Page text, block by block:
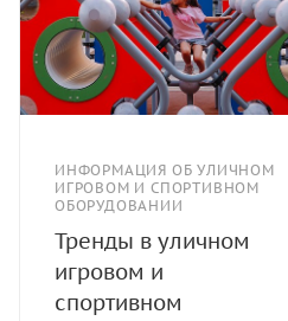
ИНФОРМАЦИЯ ОБ УЛИЧНОМ
ИГРОВОМ И СПОРТИВНОМ
ОБОРУДОВАНИИ
Тренды в уличном
игровом и
спортивном